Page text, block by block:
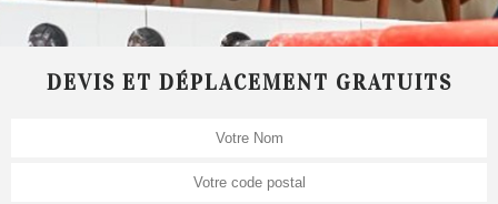
DEVIS ET DÉPLACEMENT GRATUITS